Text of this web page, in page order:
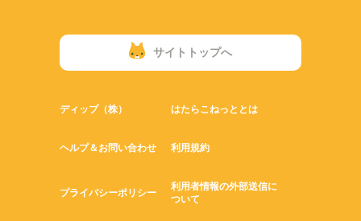
サイトトップへ
ディップ（株） はたらこねっととは
ヘルプ＆お問い合わせ 利用規約
プライバシーポリシー
利用者情報の外部送信に
ついて